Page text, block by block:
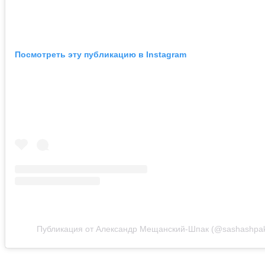
Посмотреть эту публикацию в Instagram
Публикация от Александр Мещанский-Шпак